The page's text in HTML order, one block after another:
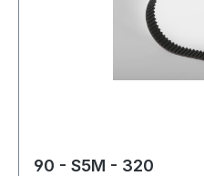
90 - S5M - 320